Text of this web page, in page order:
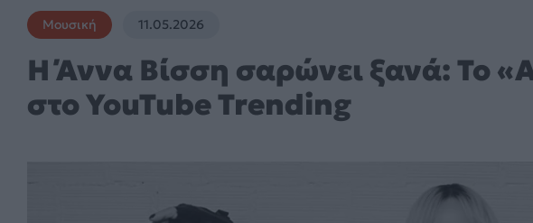
Μουσική 11.05.2026
Η Άννα Βίσση σαρώνει ξανά: To
στο YouTube Trending